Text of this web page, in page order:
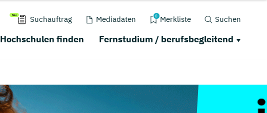
Suchauftrag Mediadaten 0 Merkliste Suchen
Hochschulen finden Fernstudium / berufsbegleitend